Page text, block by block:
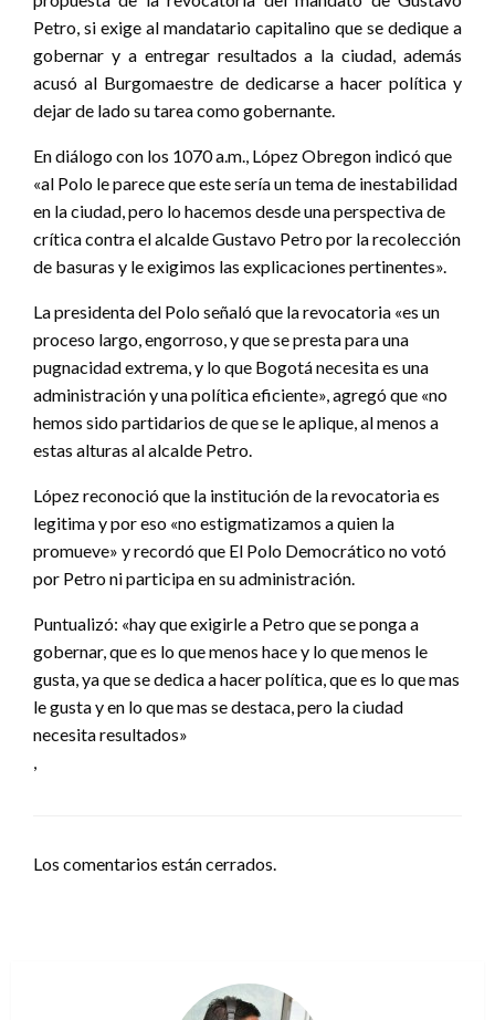
Petro, si exige al mandatario capitalino que se dedique a
gobernar y a entregar resultados a la ciudad, además
acusó al Burgomaestre de dedicarse a hacer política y
dejar de lado su tarea como gobernante.
En diálogo con los 1070 a.m., López Obregon indicó que
«al Polo le parece que este sería un tema de inestabilidad
en la ciudad, pero lo hacemos desde una perspectiva de
crítica contra el alcalde Gustavo Petro por la recolección
de basuras y le exigimos las explicaciones pertinentes».
La presidenta del Polo señaló que la revocatoria «es un
proceso largo, engorroso, y que se presta para una
pugnacidad extrema, y lo que Bogotá necesita es una
administración y una política eficiente», agregó que «no
hemos sido partidarios de que se le aplique, al menos a
estas alturas al alcalde Petro.
López reconoció que la institución de la revocatoria es
legitima y por eso «no estigmatizamos a quien la
promueve» y recordó que El Polo Democrático no votó
por Petro ni participa en su administración.
Puntualizó: «hay que exigirle a Petro que se ponga a
gobernar, que es lo que menos hace y lo que menos le
gusta, ya que se dedica a hacer política, que es lo que mas
le gusta y en lo que mas se destaca, pero la ciudad
necesita resultados»
,
Los comentarios están cerrados.